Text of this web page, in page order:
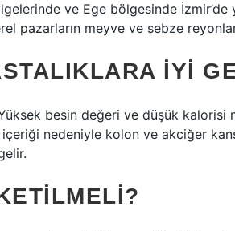
ve Ege bölgesinde
pazarların meyve ve sebze
IYI
besin değeri ve düşük
nedeniyle kolon ve akciğer